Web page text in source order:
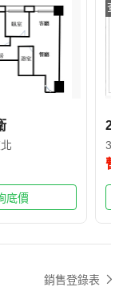
底價
查
2
暫
銷售登錄表